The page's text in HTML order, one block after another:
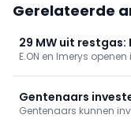
Gerelateerde
29 MW uit restgas:
40.000 gezinnen
E.ON en Imerys
een overschot voor
(DeNOx/DeSOx) en
Gentenaars
zwembad Van Eyck
Gentenaars kunnen